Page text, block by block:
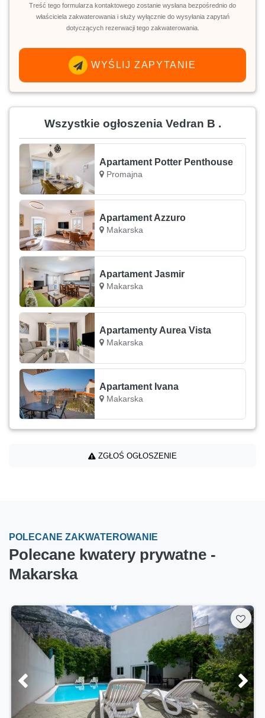
Treść tego formularza kontaktowego zostanie wysłana bezpośrednio do
właściciela zakwaterowania i służy wyłącznie do wysyłania zapytań
dotyczących rezerwacji tego zakwaterowania.
WYŚLIJ ZAPYTANIE
Wszystkie ogłoszenia Vedran B .
Apartament Potter Penthouse
Promajna
Apartament Azzuro
Makarska
Apartament Jasmir
Makarska
Apartamenty Aurea Vista
Makarska
Apartament Ivana
Makarska
ZGŁOŚ OGŁOSZENIE
POLECANE ZAKWATEROWANIE
Polecane kwatery prywatne -
Makarska